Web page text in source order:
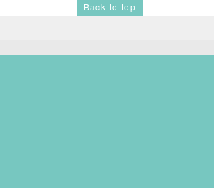
Back to top